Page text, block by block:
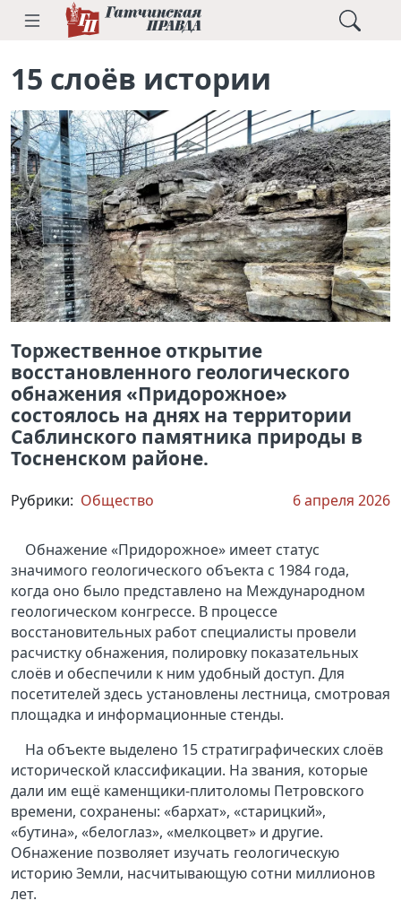
15 слоёв истории
Торжественное открытие
восстановленного геологического
обнажения «Придорожное»
состоялось на днях на территории
Саблинского памятника природы в
Тосненском районе.
Рубрики: Общество 6 апреля 2026
Обнажение «Придорожное» имеет статус
значимого геологического объекта с 1984 года,
когда оно было представлено на Международном
геологическом конгрессе. В процессе
восстановительных работ специалисты провели
расчистку обнажения, полировку показательных
слоёв и обеспечили к ним удобный доступ. Для
посетителей здесь установлены лестница, смотровая
площадка и информационные стенды.
На объекте выделено 15 стратиграфических слоёв
исторической классификации. На звания, которые
дали им ещё каменщики-плитоломы Петровского
времени, сохранены: «бархат», «старицкий»,
«бутина», «белоглаз», «мелкоцвет» и другие.
Обнажение позволяет изучать геологическую
историю Земли, насчитывающую сотни миллионов
лет.